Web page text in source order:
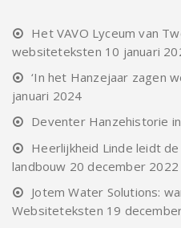
Het VAVO Lyceum van
websiteteksten 10 januari
‘In het Hanzejaar zagen
januari 2024
Deventer Hanzehistorie
Heerlijkheid Linde leidt
landbouw 20 december 2022
Jotem Water Solutions:
Websiteteksten 19